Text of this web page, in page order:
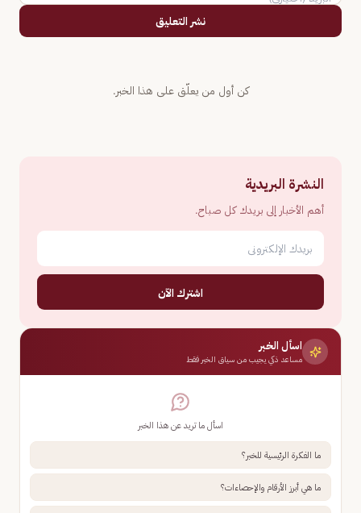
نشر التعليق
كن أول من يعلّق على هذا الخبر.
النشرة البريدية
أهم الأخبار إلى بريدك كل صباح.
اشترك الآن
اسأل الخبر
مساعد ذكي يجيب من سياق الخبر فقط
اسأل ما تريد عن هذا الخبر
ما الفكرة الرئيسية للخبر؟
ما هي أبرز الأرقام والإحصاءات؟